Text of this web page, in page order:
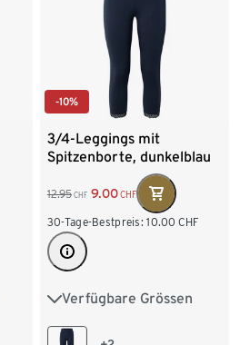
-10%
3/4-Leggings mit
Spitzenborte, dunkelblau
12.95 CHF 9.00CHF
30-Tage-Bestpreis: 10.00 CHF
Verfügbare Grössen
S 36/38 M 40/42
L 44/46